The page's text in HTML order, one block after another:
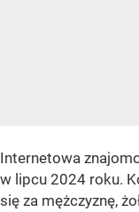
Internetowa
w lipcu 2024 roku.
się za mężczyznę,